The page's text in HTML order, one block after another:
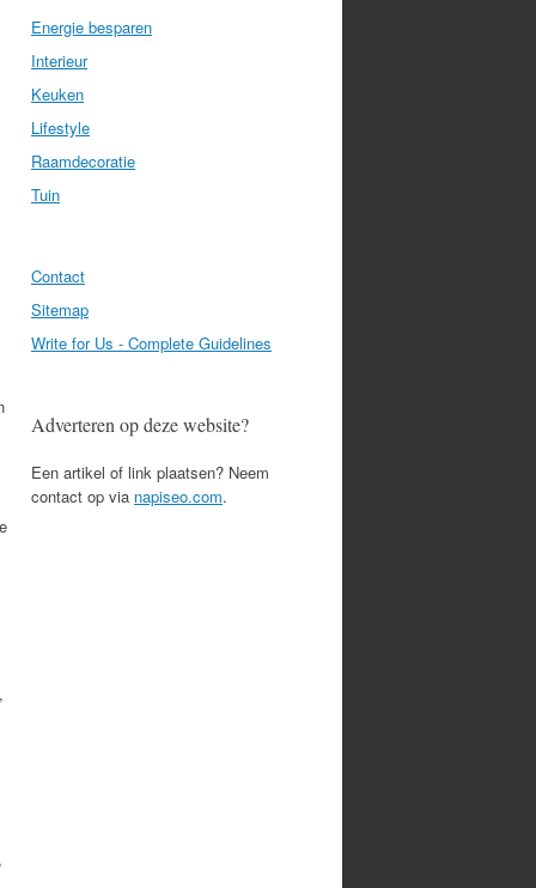
Energie besparen
Interieur
Keuken
Lifestyle
Raamdecoratie
Tuin
Contact
Sitemap
Write for Us - Complete Guidelines
Adverteren op deze website?
Een artikel of link plaatsen? Neem
contact op via napiseo.com.